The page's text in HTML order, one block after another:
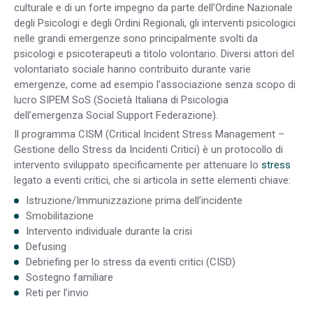
culturale e di un forte impegno da parte dell’Ordine Nazionale
degli Psicologi e degli Ordini Regionali, gli interventi psicologici
nelle grandi emergenze sono principalmente svolti da
psicologi e psicoterapeuti a titolo volontario. Diversi attori del
volontariato sociale hanno contribuito durante varie
emergenze, come ad esempio l’associazione senza scopo di
lucro SIPEM SoS (Società Italiana di Psicologia
dell’emergenza Social Support Federazione).
Il programma CISM (Critical Incident Stress Management –
Gestione dello Stress da Incidenti Critici) è un protocollo di
intervento sviluppato specificamente per attenuare lo stress
legato a eventi critici, che si articola in sette elementi chiave:
Istruzione/Immunizzazione prima dell’incidente
Smobilitazione
Intervento individuale durante la crisi
Defusing
Debriefing per lo stress da eventi critici (CISD)
Sostegno familiare
Reti per l’invio